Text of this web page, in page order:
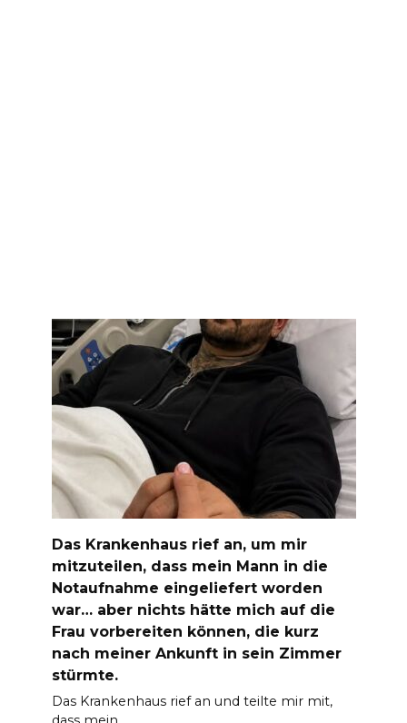
Das Krankenhaus rief an, um mir
mitzuteilen, dass mein Mann in die
Notaufnahme eingeliefert worden
war… aber nichts hätte mich auf die
Frau vorbereiten können, die kurz
nach meiner Ankunft in sein Zimmer
stürmte.
Das Krankenhaus rief an und teilte mir mit,